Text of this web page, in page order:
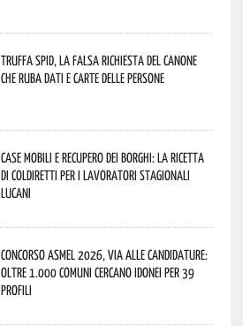
Truffa Spid, la falsa richiesta del canone
che ruba dati e carte delle persone
Case mobili e recupero dei borghi: la ricetta
di Coldiretti per i lavoratori stagionali
lucani
Concorso Asmel 2026, via alle candidature:
oltre 1.000 Comuni cercano idonei per 39
profili